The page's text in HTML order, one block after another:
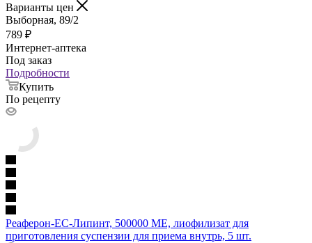
Варианты цен
Выборная, 89/2
789 ₽
Интернет-аптека
Под заказ
Подробности
Купить
По рецепту
Реаферон-ЕС-Липинт, 500000 МЕ, лиофилизат для
приготовления суспензии для приема внутрь, 5 шт.